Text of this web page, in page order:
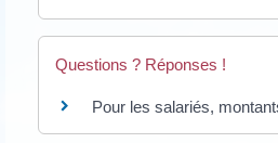
Questions ? Réponses !
Pour les salariés,